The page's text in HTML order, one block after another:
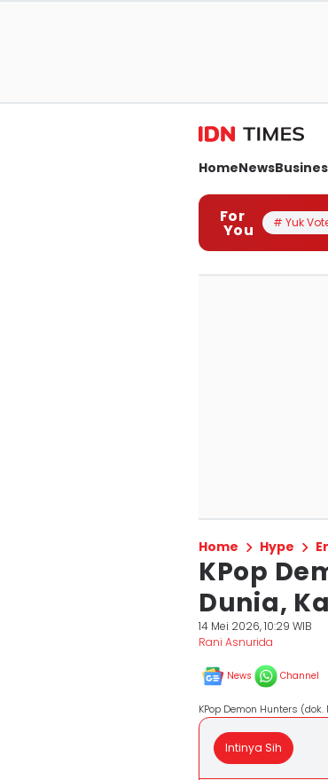
HomeNews
For
You # Yuk
Home Hype
KPop
Dunia,
14 Mei 2026, 10:29 WIB
Rani Asnurida
News Channel
KPop Demon Hunters (dok.
Intinya Sih